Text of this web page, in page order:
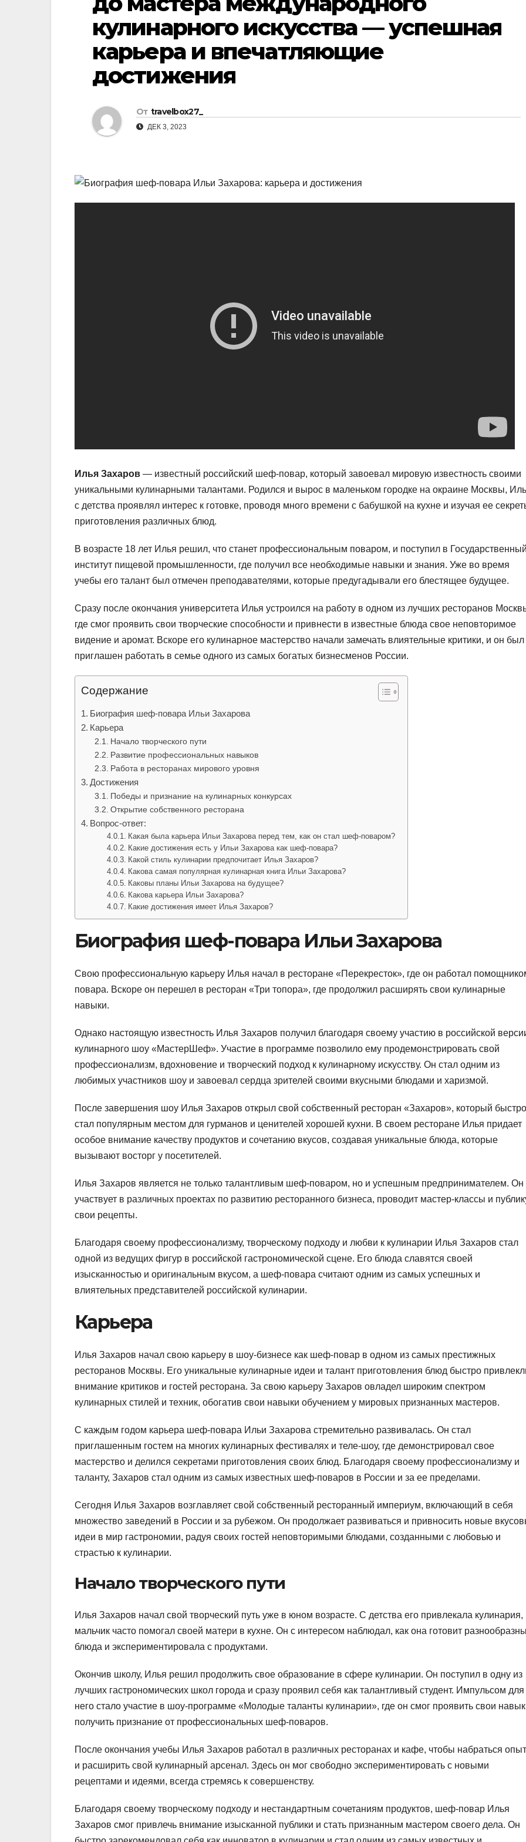
кулинарного искусства — успешная
карьера и впечатляющие
достижения
От travelbox27_
ДЕК 3, 2023
Илья Захаров — известный российский шеф-повар, который завоевал мировую известность своими
уникальными кулинарными талантами. Родился и вырос в маленьком городке на окраине Москвы,
с детства проявлял интерес к готовке, проводя много времени с бабушкой на кухне и изучая ее
приготовления различных блюд.
В возрасте 18 лет Илья решил, что станет профессиональным поваром, и поступил в
институт пищевой промышленности, где получил все необходимые навыки и знания. Уже во время
учебы его талант был отмечен преподавателями, которые предугадывали его блестящее будущее.
Сразу после окончания университета Илья устроился на работу в одном из лучших ресторанов
где смог проявить свои творческие способности и привнести в известные блюда свое неповторимое
видение и аромат. Вскоре его кулинарное мастерство начали замечать влиятельные критики, и он был
приглашен работать в семье одного из самых богатых бизнесменов России.
Содержание
Биография шеф-повара Ильи Захарова
Карьера
Начало творческого пути
Развитие профессиональных навыков
Работа в ресторанах мирового уровня
Достижения
Победы и признание на кулинарных конкурсах
Открытие собственного ресторана
Вопрос-ответ:
Какая была карьера Ильи Захарова перед тем, как он стал шеф-поваром?
Какие достижения есть у Ильи Захарова как шеф-повара?
Какой стиль кулинарии предпочитает Илья Захаров?
Какова самая популярная кулинарная книга Ильи Захарова?
Каковы планы Ильи Захарова на будущее?
Какова карьера Ильи Захарова?
Какие достижения имеет Илья Захаров?
Биография шеф-повара Ильи Захарова
Свою профессиональную карьеру Илья начал в ресторане «Перекресток», где он работал
повара. Вскоре он перешел в ресторан «Три топора», где продолжил расширять свои кулинарные
навыки.
Однако настоящую известность Илья Захаров получил благодаря своему участию в российской
кулинарного шоу «МастерШеф». Участие в программе позволило ему продемонстрировать свой
профессионализм, вдохновение и творческий подход к кулинарному искусству. Он стал одним из
любимых участников шоу и завоевал сердца зрителей своими вкусными блюдами и харизмой.
После завершения шоу Илья Захаров открыл свой собственный ресторан «Захаров», который быстро
стал популярным местом для гурманов и ценителей хорошей кухни. В своем ресторане Илья придает
особое внимание качеству продуктов и сочетанию вкусов, создавая уникальные блюда, которые
вызывают восторг у посетителей.
Илья Захаров является не только талантливым шеф-поваром, но и успешным предпринимателем. Он
участвует в различных проектах по развитию ресторанного бизнеса, проводит мастер-классы и
свои рецепты.
Благодаря своему профессионализму, творческому подходу и любви к кулинарии Илья Захаров стал
одной из ведущих фигур в российской гастрономической сцене. Его блюда славятся своей
изысканностью и оригинальным вкусом, а шеф-повара считают одним из самых успешных и
влиятельных представителей российской кулинарии.
Карьера
Илья Захаров начал свою карьеру в шоу-бизнесе как шеф-повар в одном из самых престижных
ресторанов Москвы. Его уникальные кулинарные идеи и талант приготовления блюд быстро
внимание критиков и гостей ресторана. За свою карьеру Захаров овладел широким спектром
кулинарных стилей и техник, обогатив свои навыки обучением у мировых признанных мастеров.
С каждым годом карьера шеф-повара Ильи Захарова стремительно развивалась. Он стал
приглашенным гостем на многих кулинарных фестивалях и теле-шоу, где демонстрировал свое
мастерство и делился секретами приготовления своих блюд. Благодаря своему профессионализму и
таланту, Захаров стал одним из самых известных шеф-поваров в России и за ее пределами.
Сегодня Илья Захаров возглавляет свой собственный ресторанный империум, включающий в себя
множество заведений в России и за рубежом. Он продолжает развиваться и привносить новые
идеи в мир гастрономии, радуя своих гостей неповторимыми блюдами, созданными с любовью и
страстью к кулинарии.
Начало творческого пути
Илья Захаров начал свой творческий путь уже в юном возрасте. С детства его привлекала кулинария,
мальчик часто помогал своей матери в кухне. Он с интересом наблюдал, как она готовит
блюда и экспериментировала с продуктами.
Окончив школу, Илья решил продолжить свое образование в сфере кулинарии. Он поступил в одну из
лучших гастрономических школ города и сразу проявил себя как талантливый студент. Импульсом для
него стало участие в шоу-программе «Молодые таланты кулинарии», где он смог проявить свои
получить признание от профессиональных шеф-поваров.
После окончания учебы Илья Захаров работал в различных ресторанах и кафе, чтобы набраться
и расширить свой кулинарный арсенал. Здесь он мог свободно экспериментировать с новыми
рецептами и идеями, всегда стремясь к совершенству.
Благодаря своему творческому подходу и нестандартным сочетаниям продуктов, шеф-повар Илья
Захаров смог привлечь внимание изысканной публики и стать признанным мастером своего дела. Он